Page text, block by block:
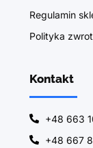
Regulamin
Polityka
Kontakt
+48 663
+48 667